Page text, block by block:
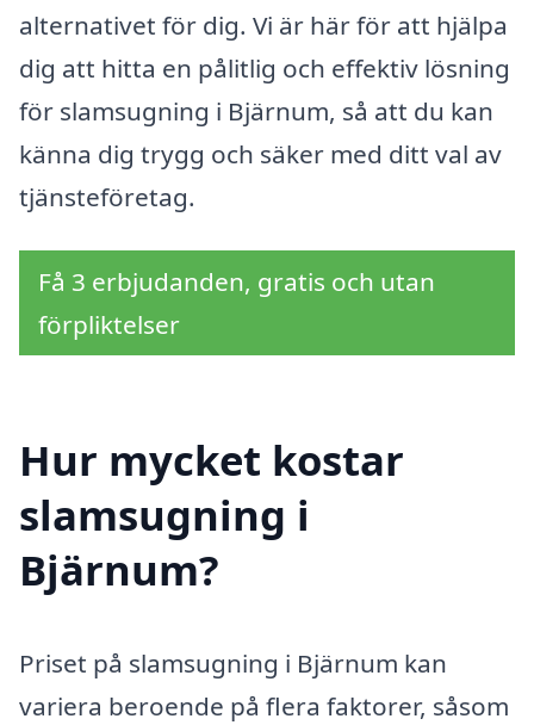
alternativet för dig. Vi är här för att hjälpa
dig att hitta en pålitlig och effektiv lösning
för slamsugning i Bjärnum, så att du kan
känna dig trygg och säker med ditt val av
tjänsteföretag.
Få 3 erbjudanden, gratis och utan
förpliktelser
Hur mycket kostar
slamsugning i
Bjärnum?
Priset på slamsugning i Bjärnum kan
variera beroende på flera faktorer, såsom